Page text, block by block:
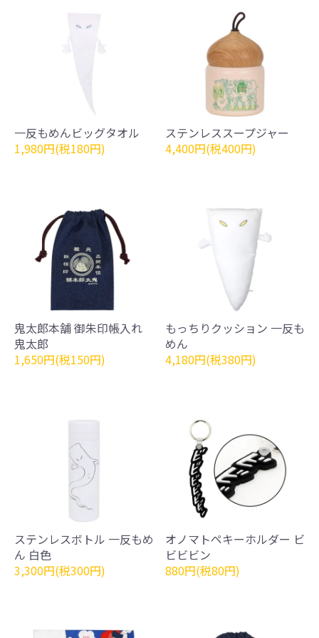
一反もめんビッグタオル
1,980円(税180円)
ステンレススープジャー
4,400円(税400円)
鬼太郎本舗 御朱印帳入れ
鬼太郎
1,650円(税150円)
もっちりクッション 一反も
めん
4,180円(税380円)
ステンレスボトル 一反もめ
ん 白色
3,300円(税300円)
オノマトペキーホルダー ビ
ビビビン
880円(税80円)